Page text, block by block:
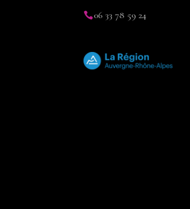
06 33 78 59 24